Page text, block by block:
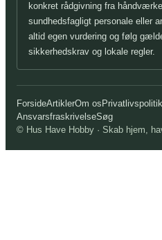
konkret rådgivning fra
sundhedsfagligt personale eller
altid egen vurdering og følg
sikkerhedskrav og lokale regler.
ForsideArtiklerOm os Privatlivspolitik
AnsvarsfraskrivelseSøg
© Hus Have Hobby · Skab hjem,